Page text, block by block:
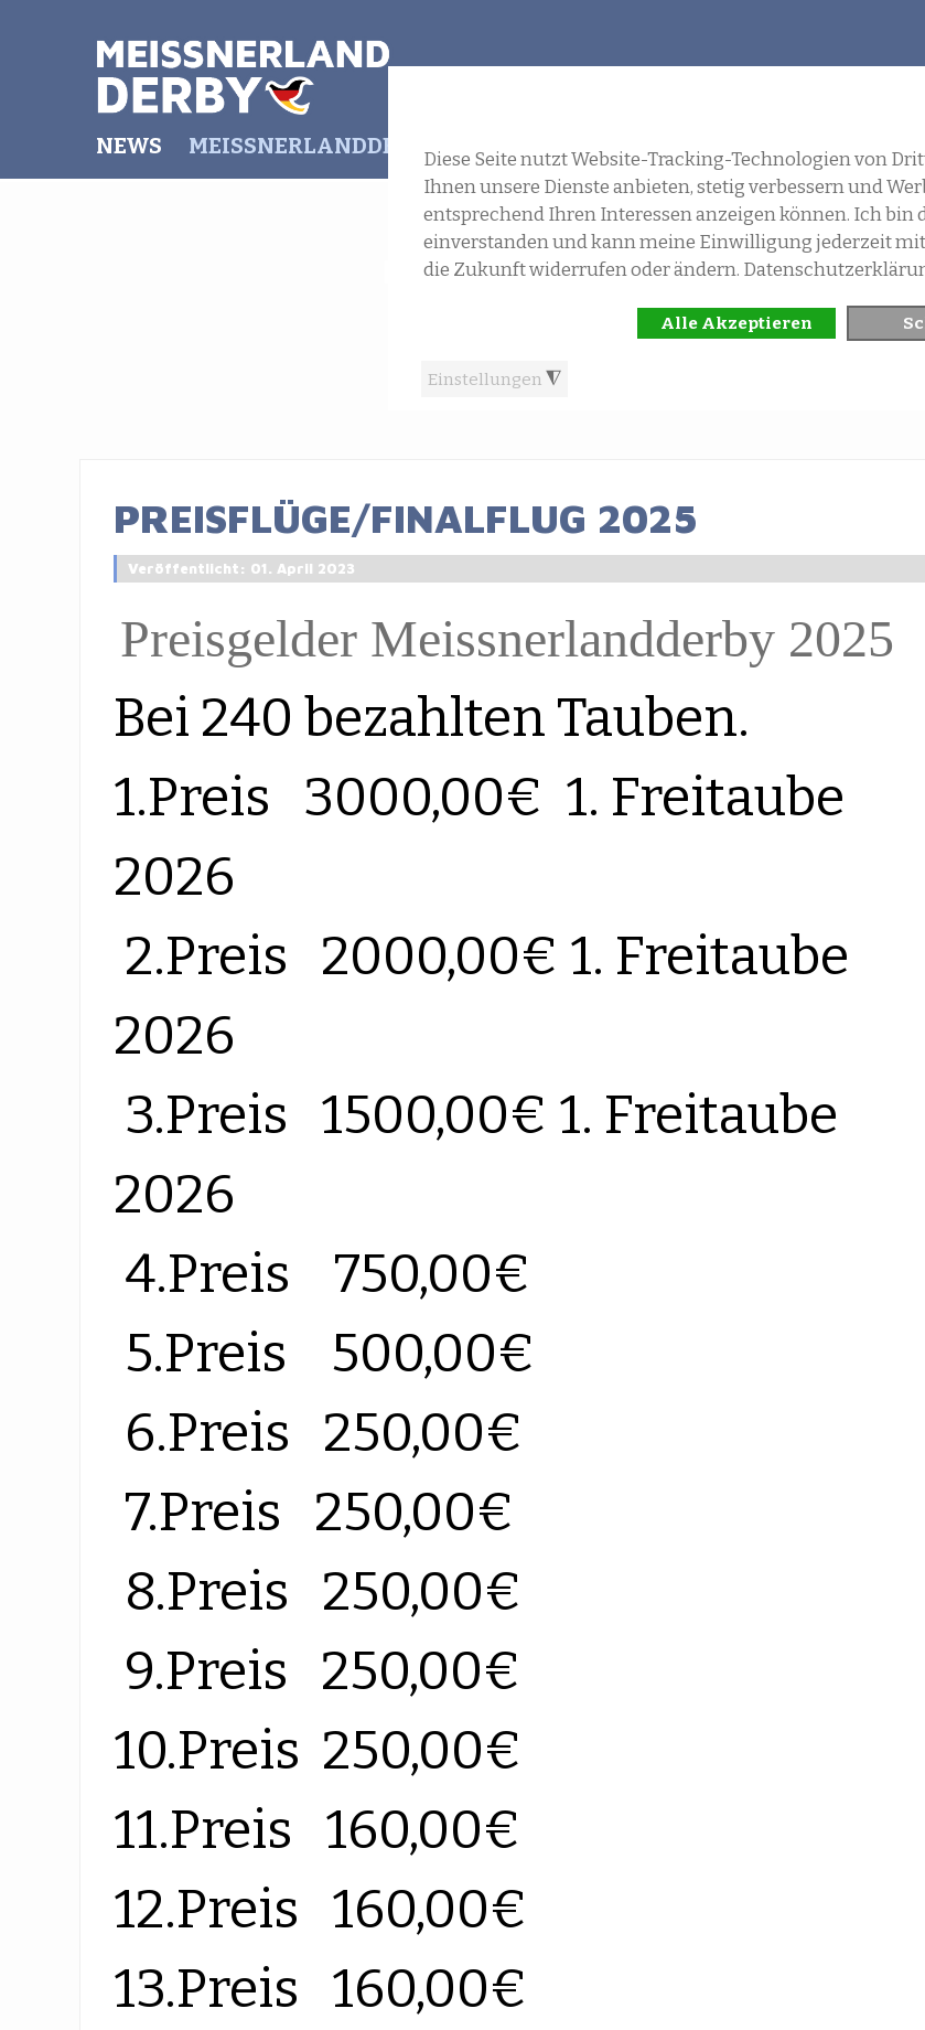
NEWS MEISSNERLANDDERBY GALERIE KONTAKT
IHR BRIEFTAUBEN-DERBY IM
PREISFLÜGE/FINALFLUG 2025
Veröffentlicht: 01. April 2023
Preisgelder Meissnerlandderby 2025
Bei 240 bezahlten Tauben.
1.Preis 3000,00€ 1. Freitaube
2026
2.Preis 2000,00€ 1. Freitaube
2026
3.Preis 1500,00€ 1. Freitaube
2026
4.Preis 750,00€
5.Preis 500,00€
6.Preis 250,00€
7.Preis 250,00€
8.Preis 250,00€
9.Preis 250,00€
10.Preis 250,00€
11.Preis 160,00€
12.Preis 160,00€
13.Preis 160,00€